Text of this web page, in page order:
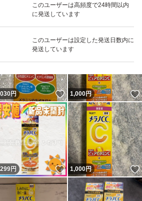
このユーザーは高頻度で24時間以内
に発送しています
このユーザーは設定した発送日数内に
発送しています
いいね！
1,300
ね！
円 いいね！
1,000円
ね！
円 いいね！
1,000円